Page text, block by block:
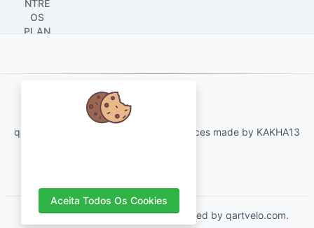
qartvelo.com free online tools and services made by KAKHA13
Copyrights © 2026. All Rights Reserved by qartvelo.com.
Aceita Todos Os Cookies